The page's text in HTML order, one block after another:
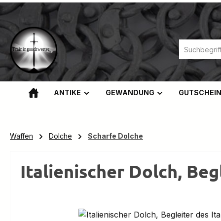
Hauptinhalt springen
Zur Suche springen
Zur Hauptnavigation springen
ANTIKE GEWANDUNG
Waffen Dolche Scharfe Dolche
Italienischer Dolch,
Bildergalerie überspringen